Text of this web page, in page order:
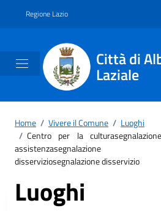
Regione Lazio
Città di
Laziale
Home / Vivere il Comune / Luoghi
/ Centro per la
assistenzasegnalazione
disserviziosegnalazione disservizio
Luoghi